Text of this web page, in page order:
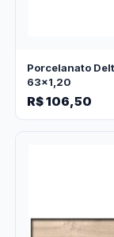
Porcelanato
63x1,20
R$ 106,50